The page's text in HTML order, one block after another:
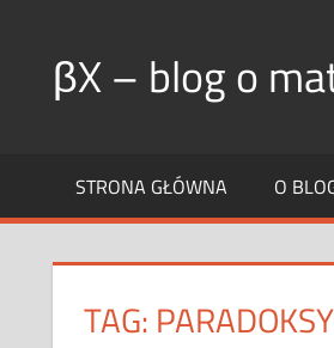
contentβX – blog o
STRONA GŁÓWNA O
TAG: PARADOKSY